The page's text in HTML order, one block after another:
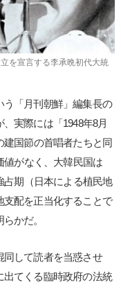
を宣言する李承晩初代大統
「月刊朝鮮」編集長の
実際には「1948年8月
建国節の首唱者たちと同
値がなく、大韓民国は
占期（日本による植民地
配を正当化することで
かだ。
して読者を当惑させ
出てくる臨時政府の法統